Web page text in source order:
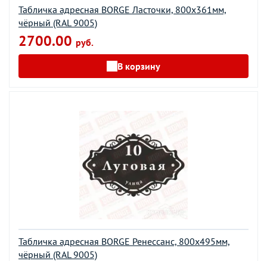
Табличка адресная BORGE Ласточки, 800x361мм,
чёрный (RAL 9005)
2700.00 руб.
В корзину
Табличка адресная BORGE Ренессанс, 800x495мм,
чёрный (RAL 9005)